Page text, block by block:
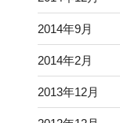
2014年9月
2014年2月
2013年12月